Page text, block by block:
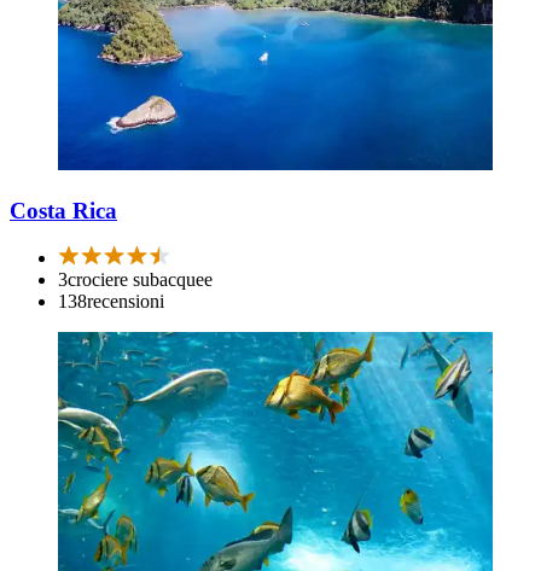
Costa Rica
3crociere subacquee
138recensioni